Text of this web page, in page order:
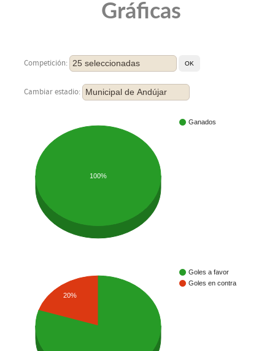
Gráficas
Competición: 25 seleccionadas
Cambiar estadio: Municipal de Andújar
Ganados
100%
Goles a favor
Goles en contra
20%